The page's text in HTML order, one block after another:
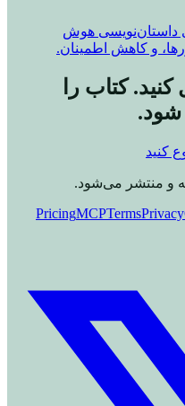
داستان‌نویسی هوش
کتاب را
شود.
کنید
و منتشر می‌شود.
PricingMCPTermsPrivacy